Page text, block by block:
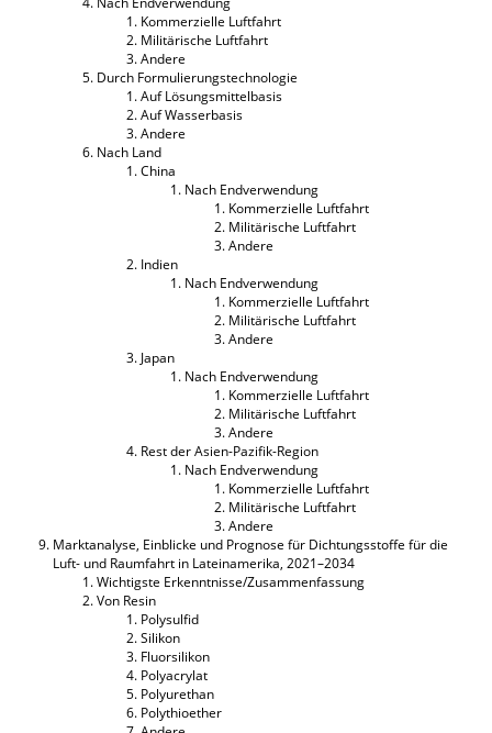
Kommerzielle Luftfahrt
Militärische Luftfahrt
Andere
Durch Formulierungstechnologie
Auf Lösungsmittelbasis
Auf Wasserbasis
Andere
Nach Land
China
Nach Endverwendung
Kommerzielle Luftfahrt
Militärische Luftfahrt
Andere
Indien
Nach Endverwendung
Kommerzielle Luftfahrt
Militärische Luftfahrt
Andere
Japan
Nach Endverwendung
Kommerzielle Luftfahrt
Militärische Luftfahrt
Andere
Rest der Asien-Pazifik-Region
Nach Endverwendung
Kommerzielle Luftfahrt
Militärische Luftfahrt
Andere
Marktanalyse, Einblicke und Prognose für Dichtungsstoffe für die
Luft- und Raumfahrt in Lateinamerika, 2021–2034
Wichtigste Erkenntnisse/Zusammenfassung
Von Resin
Polysulfid
Silikon
Fluorsilikon
Polyacrylat
Polyurethan
Polythioether